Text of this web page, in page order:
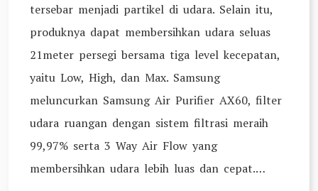
tersebar menjadi partikel di udara. Selain itu,
produknya dapat membersihkan udara seluas
21meter persegi bersama tiga level kecepatan,
yaitu Low, High, dan Max. Samsung
meluncurkan Samsung Air Purifier AX60, filter
udara ruangan dengan sistem filtrasi meraih
99,97% serta 3 Way Air Flow yang
membersihkan udara lebih luas dan cepat.…